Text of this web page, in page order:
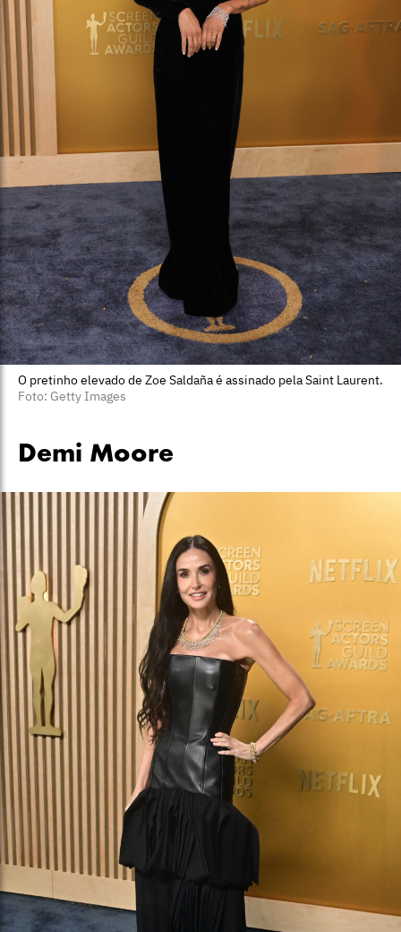
O pretinho elevado de Zoe Saldaña é assinado pela Saint Laurent.
Foto: Getty Images
Demi Moore